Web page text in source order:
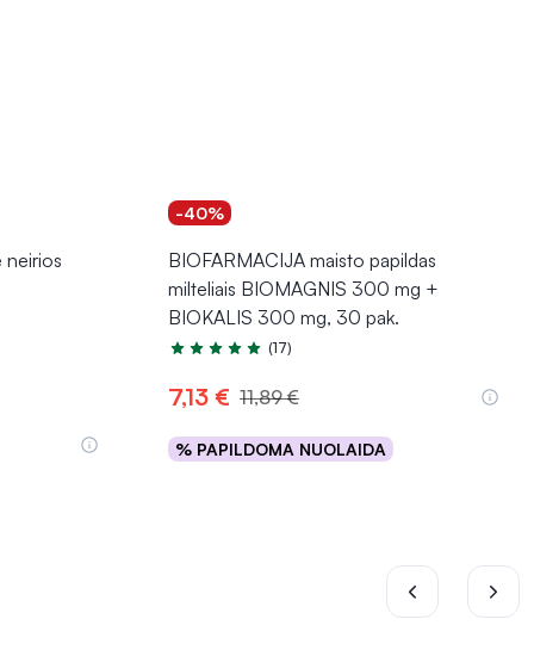
-40%
BIOFARMACIJA maisto papildas
milteliais BIOMAGNIS 300 mg +
BIOKALIS 300 mg, 30 pak.
Įvertinimas 4.7 iš 5
(17)
7,13 € 11,89 €
% PAPILDOMA NUOLAIDA
Į krepšelį